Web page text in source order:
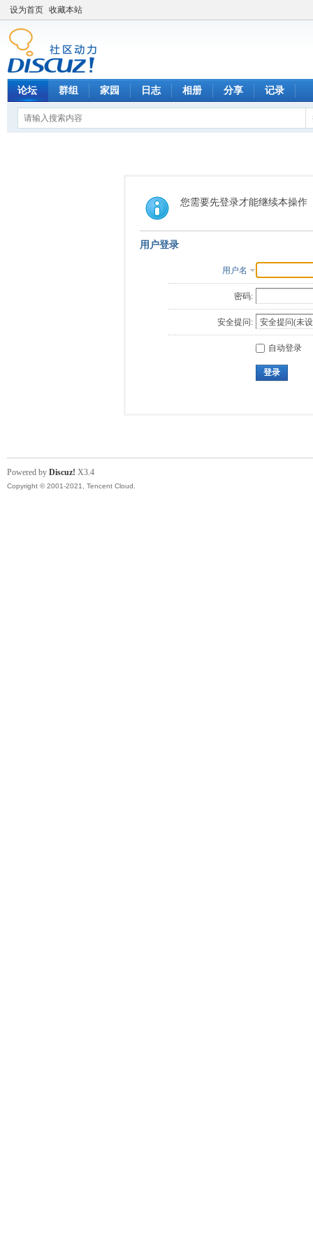
设为首页 收藏本站
论坛 群组 家园 日志 相册 分享 记录
您需要先登录才能继续本操作
用户登录
用户名
密码:
安全提问:
自动登录
登录
Powered by Discuz! X3.4
Copyright © 2001-2021, Tencent Cloud.